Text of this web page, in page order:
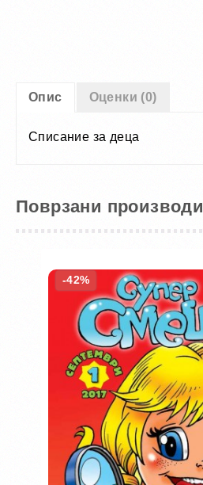
Опис Оценки (0)
Списание за деца
Поврзани производи
-42%